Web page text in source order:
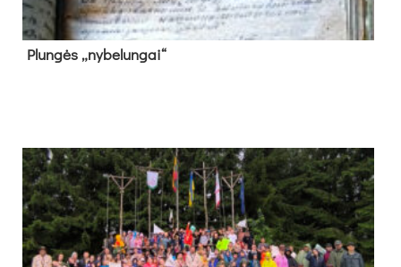
Plun­gės „ny­be­lun­gai“